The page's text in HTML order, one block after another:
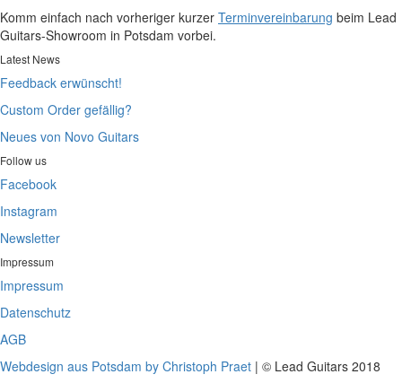
Komm einfach nach vorheriger kurzer Terminvereinbarung beim Lead
Guitars-Showroom in Potsdam vorbei.
Latest News
Feedback erwünscht!
Custom Order gefällig?
Neues von Novo Guitars
Follow us
Facebook
Instagram
Newsletter
Impressum
Impressum
Datenschutz
AGB
Webdesign aus Potsdam by Christoph Praet | © Lead Guitars 2018